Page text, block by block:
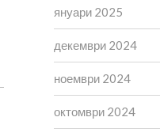
януари 2025
декември 2024
ноември 2024
октомври 2024